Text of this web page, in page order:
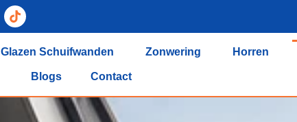
Glazen Schuifwanden Zonwering Horren
Blogs Contact